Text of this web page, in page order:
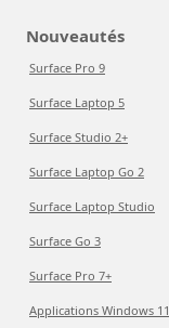
Nouveautés
Surface Pro 9
Surface Laptop 5
Surface Studio 2+
Surface Laptop Go 2
Surface Laptop Studio
Surface Go 3
Surface Pro 7+
Applications Windows 11